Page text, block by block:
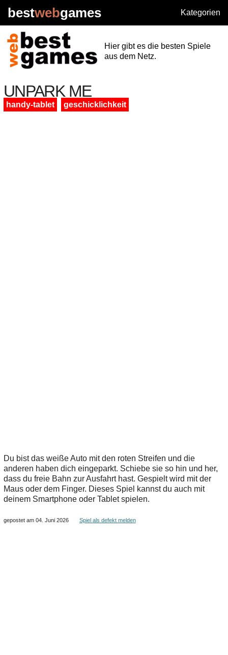
bestwebgames Kategorien
Hier gibt es die besten Spiele
aus dem Netz.
UNPARK ME
handy-tablet geschicklichkeit
Du bist das weiße Auto mit den roten Streifen und die
anderen haben dich eingeparkt. Schiebe sie so hin und her,
dass du freie Bahn zur Ausfahrt hast. Gespielt wird mit der
Maus oder dem Finger. Dieses Spiel kannst du auch mit
deinem Smartphone oder Tablet spielen.
gepostet am 04. Juni 2026 Spiel als defekt melden